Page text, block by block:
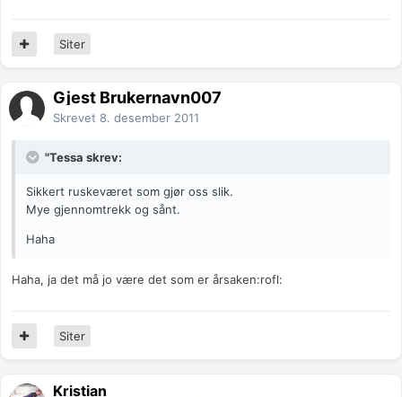
Siter
Gjest Brukernavn007
Skrevet 8. desember 2011
"Tessa skrev:
Sikkert ruskeværet som gjør oss slik.
Mye gjennomtrekk og sånt.
Haha
Haha, ja det må jo være det som er årsaken:rofl:
Siter
Kristian